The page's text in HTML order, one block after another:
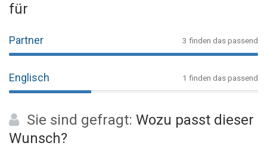
für
Partner 3 finden das passend
Englisch 1 finden das passend
Sie sind gefragt: Wozu passt dieser
Wunsch?